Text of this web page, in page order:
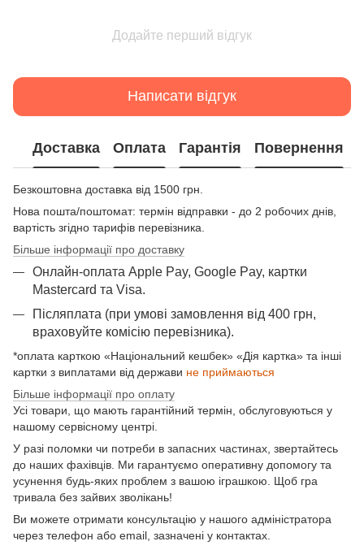
Додайте перший відгук
Написати відгук
Доставка Оплата Гарантія Повернення
Безкоштовна доставка від 1500 грн.
Нова пошта/поштомат: термін відправки - до 2 робочих днів,
вартість згідно тарифів перевізника.
Більше інформації про доставку
Онлайн-оплата Apple Pay, Google Pay, картки
Mastercard та Visа.
Післяплата (при умові замовлення від 400 грн,
враховуйте комісію перевізника).
*оплата карткою «Національний кешбек» «Дія картка» та інші
картки з виплатами від держави не приймаються
Більше інформації про оплату
Усі товари, що мають гарантійний термін, обслуговуються у
нашому сервісному центрі.
У разі поломки чи потреби в запасних частинах, звертайтесь
до наших фахівців. Ми гарантуємо оперативну допомогу та
усунення будь-яких проблем з вашою іграшкою. Щоб гра
тривала без зайвих зволікань!
Ви можете отримати консультацію у нашого адміністратора
через телефон або email, зазначені у контактах.